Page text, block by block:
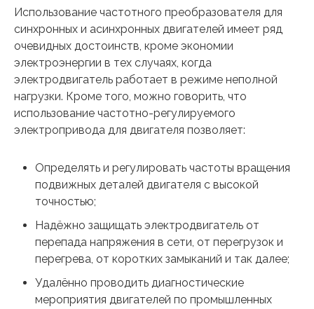
Использование частотного преобразователя для
синхронных и асинхронных двигателей имеет ряд
очевидных достоинств, кроме экономии
электроэнергии в тех случаях, когда
электродвигатель работает в режиме неполной
нагрузки. Кроме того, можно говорить, что
использование частотно-регулируемого
электропривода для двигателя позволяет:
Определять и регулировать частоты вращения
подвижных деталей двигателя с высокой
точностью;
Надёжно защищать электродвигатель от
перепада напряжения в сети, от перегрузок и
перегрева, от коротких замыканий и так далее;
Удалённо проводить диагностические
мероприятия двигателей по промышленных